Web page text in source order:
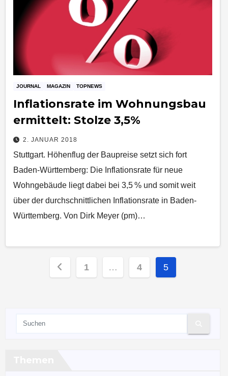
JOURNAL MAGAZIN TOPNEWS
Inflationsrate im Wohnungsbau
ermittelt: Stolze 3,5%
2. JANUAR 2018
Stuttgart. Höhenflug der Baupreise setzt sich fort
Baden‑Württemberg: Die Inflationsrate für neue
Wohngebäude liegt dabei bei 3,5 % und somit weit
über der durchschnittlichen Inflationsrate in Baden-
Württemberg. Von Dirk Meyer (pm)…
Seitennummerierung
der
1 … 4 5